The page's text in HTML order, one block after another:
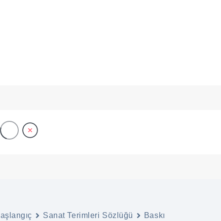
Baskı (Original
Sanat Terimleri Sözlüğü Baskı